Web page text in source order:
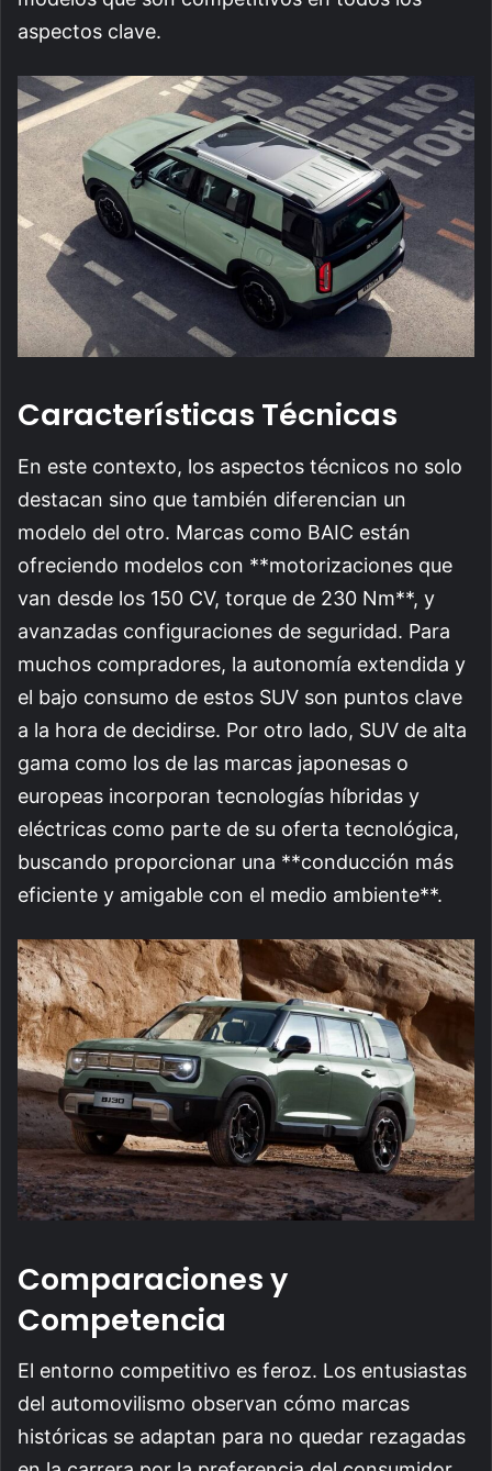
aspectos clave.
Características Técnicas
En este contexto, los aspectos técnicos no solo
destacan sino que también diferencian un
modelo del otro. Marcas como BAIC están
ofreciendo modelos con **motorizaciones que
van desde los 150 CV, torque de 230 Nm**, y
avanzadas configuraciones de seguridad. Para
muchos compradores, la autonomía extendida y
el bajo consumo de estos SUV son puntos clave
a la hora de decidirse. Por otro lado, SUV de alta
gama como los de las marcas japonesas o
europeas incorporan tecnologías híbridas y
eléctricas como parte de su oferta tecnológica,
buscando proporcionar una **conducción más
eficiente y amigable con el medio ambiente**.
Comparaciones y
Competencia
El entorno competitivo es feroz. Los entusiastas
del automovilismo observan cómo marcas
históricas se adaptan para no quedar rezagadas